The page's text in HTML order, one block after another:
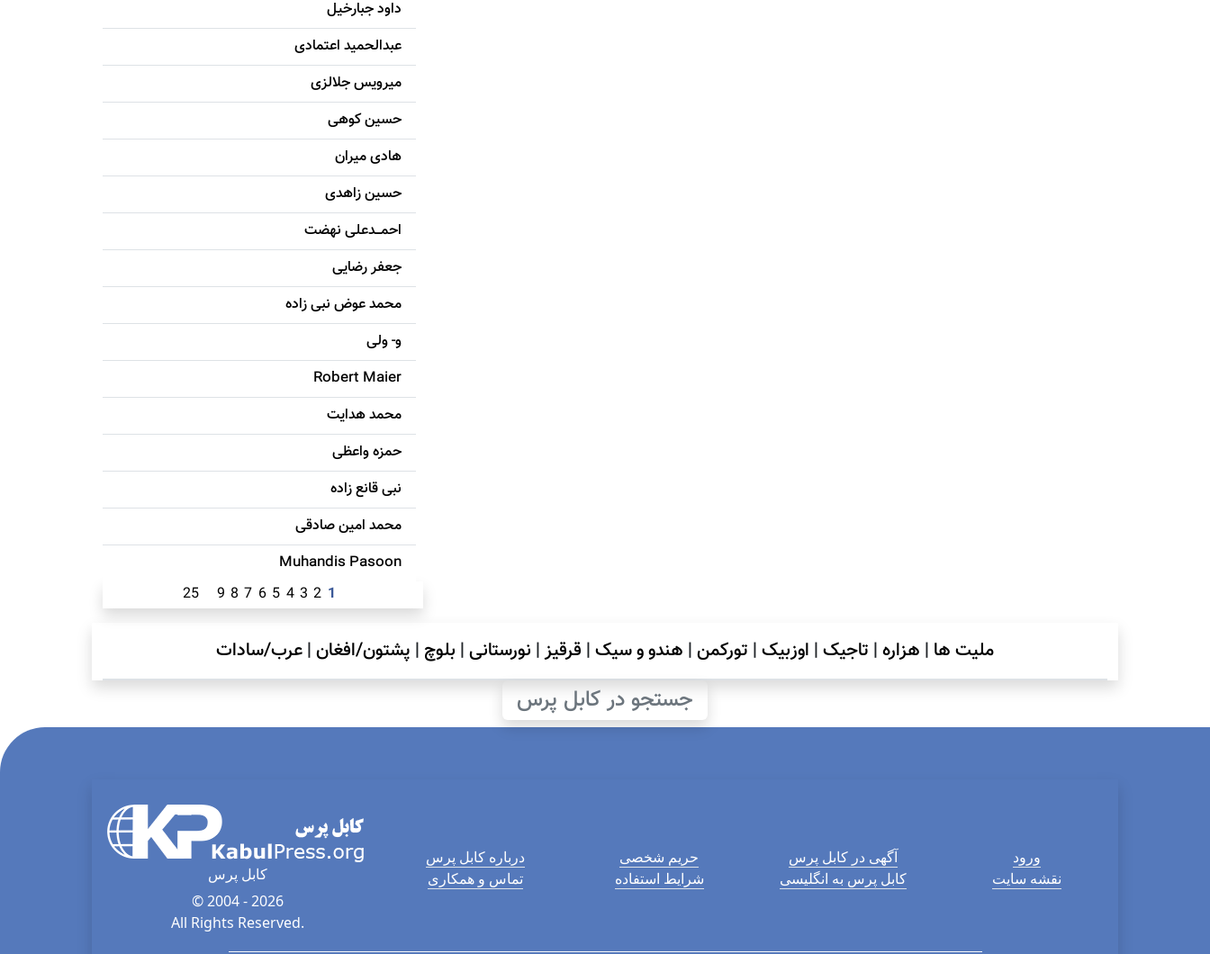
داود جبارخیل
عبدالحمید اعتمادی
میرویس جلالزی
حسين کوهی
هادی ميران
حسين زاهدی
احمـــدعلی نهضت
جعفر رضایی
محمد عوض نبی زاده
و- ولی
Robert Maier
محمد هدایت
حمزه واعظی
نبی قانع زاده
محمد امين صادقی
Muhandis Pasoon
1
2
3
4
5
6
7
8
9
25
ملیت ها | هزاره| تاجیک| اوزبیک| تورکمن| هندو و سیک| قرقیز| نورستانی| بلوچ | پشتون/افغان|عرب/سادات
جستجو در کابل پرس
کابل پرس
© 2004 - 2026
All Rights Reserved.
درباره کابل پرس
تماس و همکاری
حریم شخصی
شرایط استفاده
آگهی در کابل پرس
کابل پرس به انگلیسی
ورود
نقشه سایت